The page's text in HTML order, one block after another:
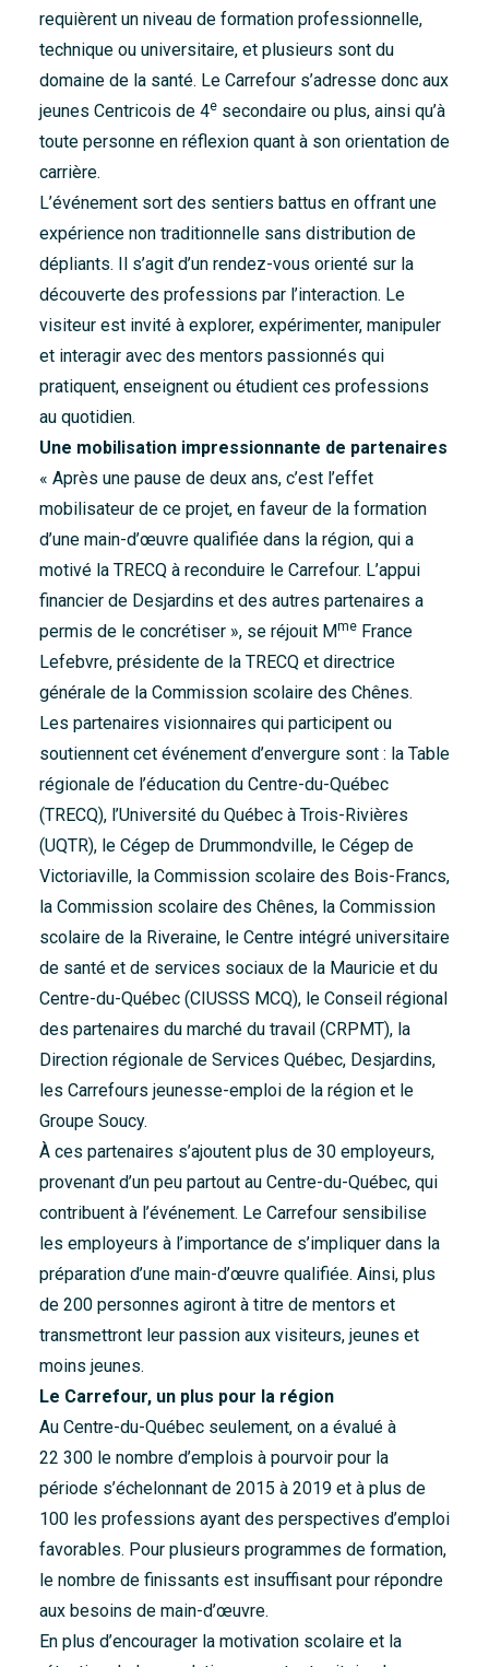
requièrent un niveau de formation professionnelle,
technique ou universitaire, et plusieurs sont du
domaine de la santé. Le Carrefour s’adresse donc aux
jeunes Centricois de 4e secondaire ou plus, ainsi qu’à
toute personne en réflexion quant à son orientation de
carrière.
L’événement sort des sentiers battus en offrant une
expérience non traditionnelle sans distribution de
dépliants. Il s’agit d’un rendez-vous orienté sur la
découverte des professions par l’interaction. Le
visiteur est invité à explorer, expérimenter, manipuler
et interagir avec des mentors passionnés qui
pratiquent, enseignent ou étudient ces professions
au quotidien.
Une mobilisation impressionnante de partenaires
« Après une pause de deux ans, c’est l’effet
mobilisateur de ce projet, en faveur de la formation
d’une main-d’œuvre qualifiée dans la région, qui a
motivé la TRECQ à reconduire le Carrefour. L’appui
financier de Desjardins et des autres partenaires a
permis de le concrétiser », se réjouit Mme France
Lefebvre, présidente de la TRECQ et directrice
générale de la Commission scolaire des Chênes.
Les partenaires visionnaires qui participent ou
soutiennent cet événement d’envergure sont : la Table
régionale de l’éducation du Centre-du-Québec
(TRECQ), l’Université du Québec à Trois-Rivières
(UQTR), le Cégep de Drummondville, le Cégep de
Victoriaville, la Commission scolaire des Bois-Francs,
la Commission scolaire des Chênes, la Commission
scolaire de la Riveraine, le Centre intégré universitaire
de santé et de services sociaux de la Mauricie et du
Centre-du-Québec (CIUSSS MCQ), le Conseil régional
des partenaires du marché du travail (CRPMT), la
Direction régionale de Services Québec, Desjardins,
les Carrefours jeunesse-emploi de la région et le
Groupe Soucy.
À ces partenaires s’ajoutent plus de 30 employeurs,
provenant d’un peu partout au Centre-du-Québec, qui
contribuent à l’événement. Le Carrefour sensibilise
les employeurs à l’importance de s’impliquer dans la
préparation d’une main-d’œuvre qualifiée. Ainsi, plus
de 200 personnes agiront à titre de mentors et
transmettront leur passion aux visiteurs, jeunes et
moins jeunes.
Le Carrefour, un plus pour la région
Au Centre-du-Québec seulement, on a évalué à
22 300 le nombre d’emplois à pourvoir pour la
période s’échelonnant de 2015 à 2019 et à plus de
100 les professions ayant des perspectives d’emploi
favorables. Pour plusieurs programmes de formation,
le nombre de finissants est insuffisant pour répondre
aux besoins de main-d’œuvre.
En plus d’encourager la motivation scolaire et la